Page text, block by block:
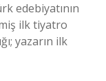
edebiyatının
ilk tiyatro
yazarın ilk